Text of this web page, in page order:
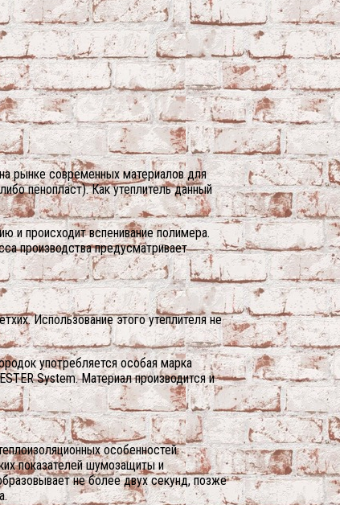
рынке современных материалов для
пенопласт). Как утеплитель данный
и происходит вспенивание полимера.
производства предусматривает
Использование этого утеплителя не
употребляется особая марка
System. Материал производится и
особенностей.
показателей шумозащиты и
не более двух секунд, позже